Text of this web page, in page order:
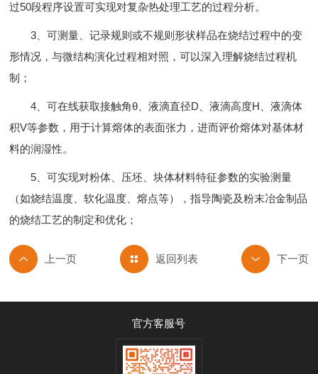
过50段程序设置可实现对复杂热处理工艺的过程分析。
3、可测量、记录规则或不规则形状样品在烧结过程中的变
形情况，与微结构演化过程相对照，可以深入理解烧结过程机
制；
4、可在线获取接触角θ、液滴直径D、液滴高度H、液滴体
积V等参数，用于计算熔体的表面张力，进而评价熔体对基体材
料的润湿性。
5、可实现对粉体、压坯、块体材料特征参数的实验测量
（如烧结温度、软化温度、熔点等），指导陶瓷及粉末冶金制品
的烧结工艺的制定和优化；
返回列表
官方客服号